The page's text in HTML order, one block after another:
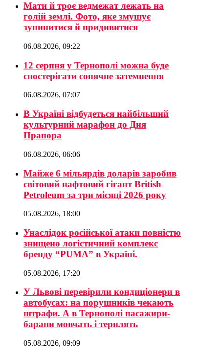
Мати й троє ведмежат лежать на
голій землі. Фото, яке змушує
зупинитися й придивитися
06.08.2026, 09:22
12 серпня у Тернополі можна буде
спостерігати сонячне затемнення
06.08.2026, 07:07
В Україні відбудеться найбільший
культурний марафон до Дня
Прапора
06.08.2026, 06:06
Майже 6 мільярдів доларів заробив
світовий нафтовий гігант British
Petroleum за три місяці 2026 року
05.08.2026, 18:00
Унаслідок російської атаки повністю
знищено логістичний комплекс
бренду “PUMA” в Україні.
05.08.2026, 17:20
У Львові перевірили кондиціонери в
автобусах: на порушників чекають
штрафи. А в Тернополі пасажири-
барани мовчать і терплять
05.08.2026, 09:09